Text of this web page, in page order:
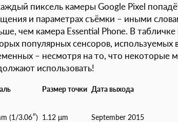
пиксель камеры Google Pixel
и параметрах съёмки – иными
чем камера Essential Phone. В
популярных сенсоров, используемых
– несмотря на то, что некоторые
использовать!
Размер точки Дата выхода
(1/3.06″) 1.12 μm September 2015